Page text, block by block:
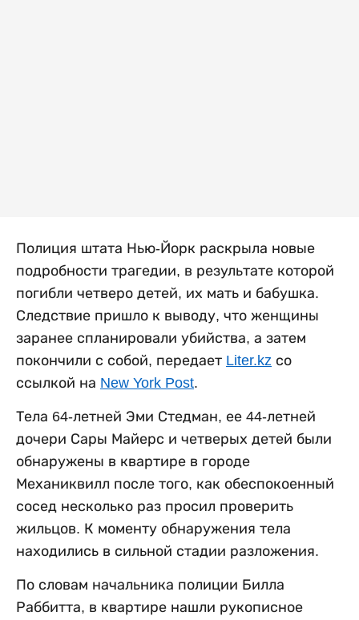
Полиция штата Нью-Йорк раскрыла новые
подробности трагедии, в результате которой
погибли четверо детей, их мать и бабушка.
Следствие пришло к выводу, что женщины
заранее спланировали убийства, а затем
покончили с собой, передает Liter.kz со
ссылкой на New York Post.
Тела 64-летней Эми Стедман, ее 44-летней
дочери Сары Майерс и четверых детей были
обнаружены в квартире в городе
Механиквилл после того, как обеспокоенный
сосед несколько раз просил проверить
жильцов. К моменту обнаружения тела
находились в сильной стадии разложения.
По словам начальника полиции Билла
Раббитта, в квартире нашли рукописное